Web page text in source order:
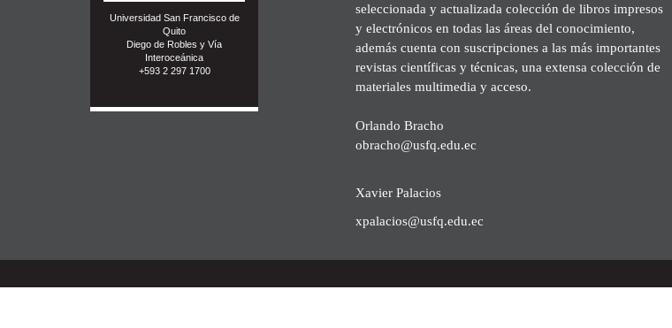
Universidad San Francisco de
Quito
Diego de Robles y Vía
Interoceánica
+593 2 297 1700
seleccionada y actualizada colección de libros impresos
y electrónicos en todas las áreas del conocimiento,
además cuenta con suscripciones a las más importantes
revistas científicas y técnicas, una extensa colección de
materiales multimedia y acceso.
Orlando Bracho
obracho@usfq.edu.ec
Xavier Palacios
xpalacios@usfq.edu.ec